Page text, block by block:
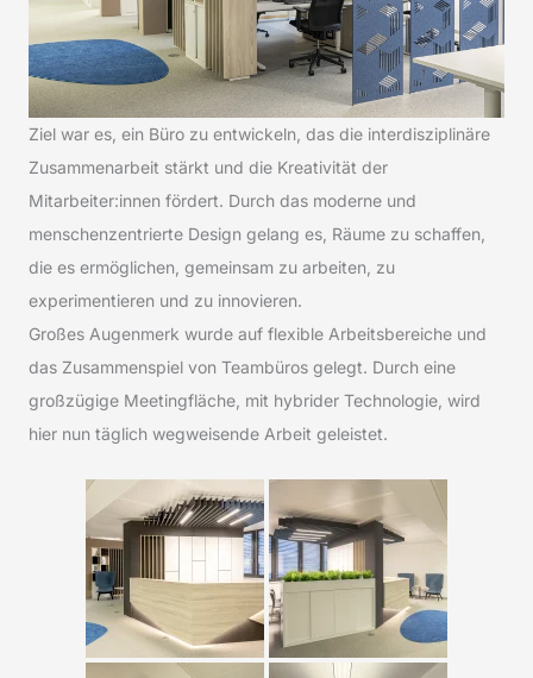
Ziel war es, ein Büro zu entwickeln, das die interdisziplinäre
Zusammenarbeit stärkt und die Kreativität der
Mitarbeiter:innen fördert. Durch das moderne und
menschenzentrierte Design gelang es, Räume zu schaffen,
die es ermöglichen, gemeinsam zu arbeiten, zu
experimentieren und zu innovieren.
Großes Augenmerk wurde auf flexible Arbeitsbereiche und
das Zusammenspiel von Teambüros gelegt. Durch eine
großzügige Meetingfläche, mit hybrider Technologie, wird
hier nun täglich wegweisende Arbeit geleistet.